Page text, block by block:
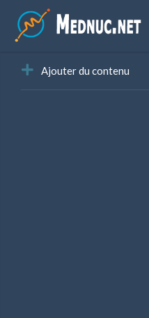
Ajouter du contenu